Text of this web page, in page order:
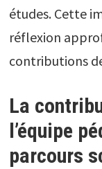
études. Cette
réflexion
contributions
La
l’équipe
parcours